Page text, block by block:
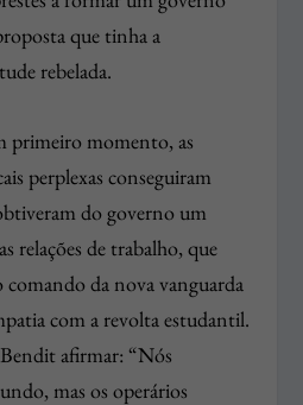
que tinha a
rebelada.
primeiro momento, as
perplexas conseguiram
do governo um
relações de trabalho, que
da nova vanguarda
com a revolta estudantil.
afirmar: “Nós
mas os operários